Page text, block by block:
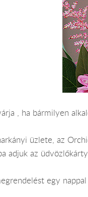
, ha bármilyen
üzlete, az
adjuk az
egy